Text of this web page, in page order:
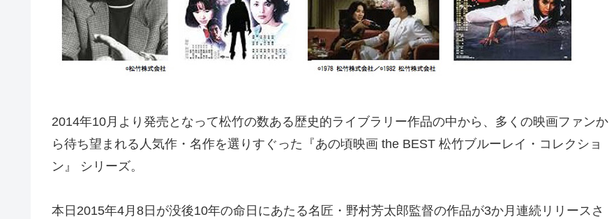
2014年10月より発売となって松竹の数ある歴史的ライブラリー作品の中から、多くの映画ファンか
ら待ち望まれる人気作・名作を選りすぐった『あの頃映画 the BEST 松竹ブルーレイ・コレクショ
ン』 シリーズ。
本日2015年4月8日が没後10年の命日にあたる名匠・野村芳太郎監督の作品が3か月連続リリースさ